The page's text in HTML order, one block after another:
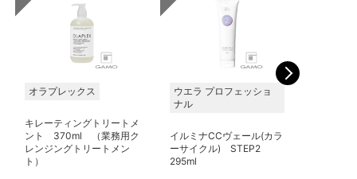
オラプレックス
キレーティングトリートメ
ント 370ml （業務用ク
レンジングトリートメン
ト）
ウエラ プロフェッショ
ナル
イルミナCCヴェール(カラ
ーサイクル) STEP2
295ml